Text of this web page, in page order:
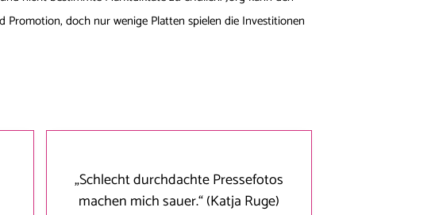
Promotion, doch nur wenige Platten spielen die Investitionen
„Schlecht durchdachte Pressefotos
machen mich sauer.“(Katja Ruge)